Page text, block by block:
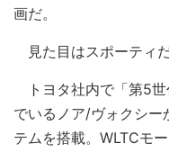
画だ。
見た目はスポーティ
トヨタ社内で「第5世
でいるノア/ヴォクシー
テムを搭載。WLTCモ